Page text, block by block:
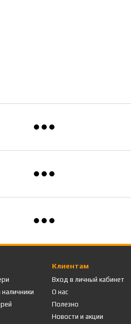
Клиентам
Вход в личный кабинет
О нас
Полезно
Новости и акции